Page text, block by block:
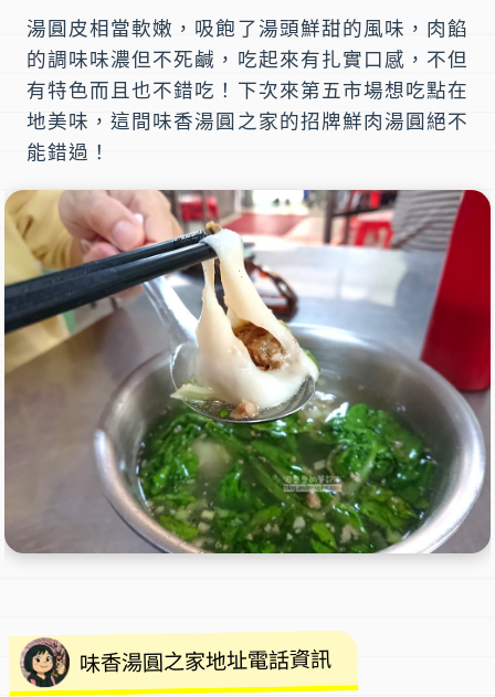
湯圓皮相當軟嫩，吸飽了湯頭鮮甜的風味，肉餡
的調味味濃但不死鹹，吃起來有扎實口感，不但
有特色而且也不錯吃！下次來第五市場想吃點在
地美味，這間 味香湯圓之家的招牌鮮肉湯圓絕不
能錯過！
味香湯圓之家地址電話資訊